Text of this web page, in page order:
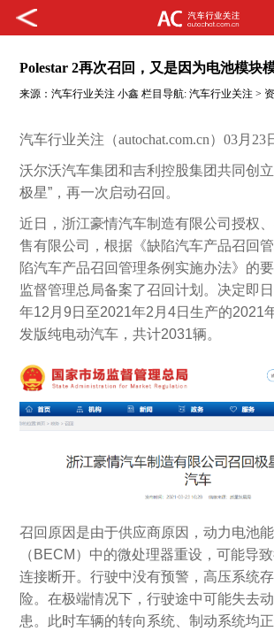
Polestar 2再次召回，又是因为电池模块
来源：汽车行业关注 小鑫 栏目导航:汽车行业关注 >
汽车行业关注（autochat.com.cn）03月
沃尔沃汽车集团和吉利控股集团共同创
极星”，再一次启动召回。
近日，浙江豪情汽车制造有限公司授权
售有限公司，根据《缺陷汽车产品召回
陷汽车产品召回管理条例实施办法》的
监督管理总局备案了召回计划。决定即
年12月9日至2021年2月4日生产的2021
发版纯电动汽车，共计2031辆。
召回原因是由于供应商原因，动力电池
（BECM）中的微处理器重设，可能导
连接断开。行驶中没有预警，高压系统
险。在极端情况下，行驶途中可能失去
患。此时车辆的转向系统、制动系统均